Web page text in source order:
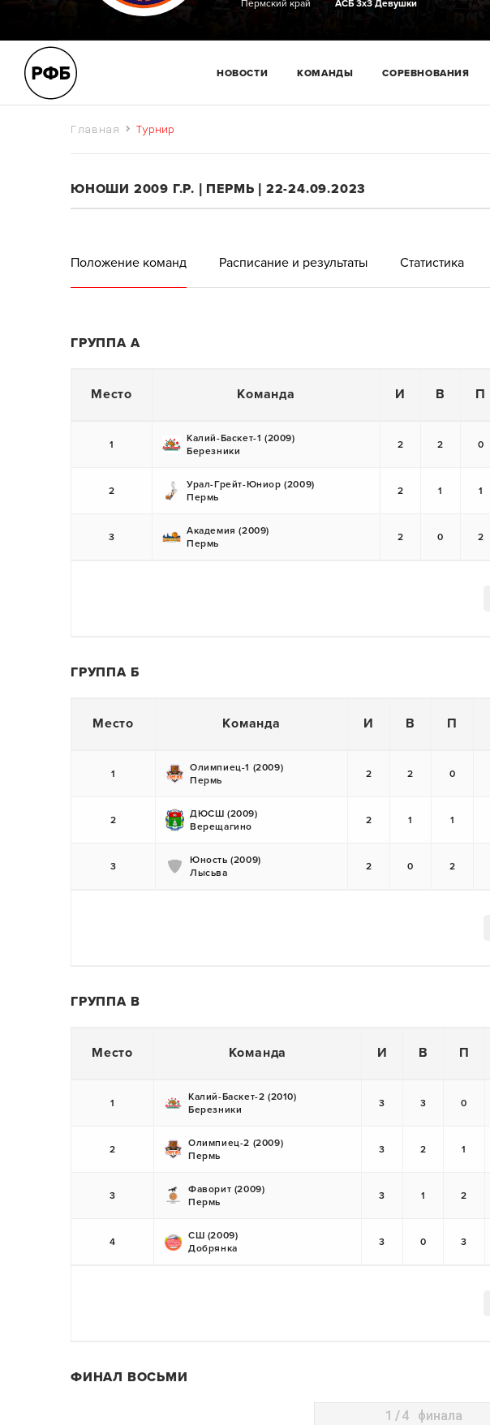
Пермский край
АСБ 3х3 Девушки
НОВОСТИ КОМАНДЫ СОРЕВНОВАНИЯ
Главная Турнир
ЮНОШИ 2009 Г.Р. | ПЕРМЬ | 22-24.09.2023
Положение команд Расписание и результаты Статистика
ГРУППА А
Место Команда И В П
1
Калий-Баскет-1 (2009)
Березники
2 2 0
2
Урал-Грейт-Юниор (2009)
Пермь
2 1 1
3
Академия (2009)
Пермь
2 0 2
ГРУППА Б
Место Команда И В П
1
Олимпиец-1 (2009)
Пермь
2 2 0
2
ДЮСШ (2009)
Верещагино
2 1 1
3
Юность (2009)
Лысьва
2 0 2
ГРУППА В
Место Команда И В П
1
Калий-Баскет-2 (2010)
Березники
3 3 0
2
Олимпиец-2 (2009)
Пермь
3 2 1
3
Фаворит (2009)
Пермь
3 1 2
4
СШ (2009)
Добрянка
3 0 3
ФИНАЛ ВОСЬМИ
1/4 финала